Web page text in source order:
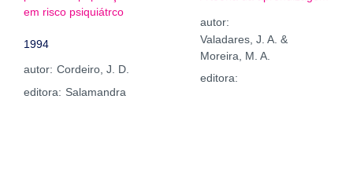
em risco psiquiátrco
1994
autor: Cordeiro, J. D.
editora: Salamandra
autor:
Valadares, J. A. &
Moreira, M. A.
editora: